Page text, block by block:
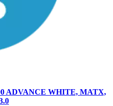
ADVANCE WHITE, MATX,